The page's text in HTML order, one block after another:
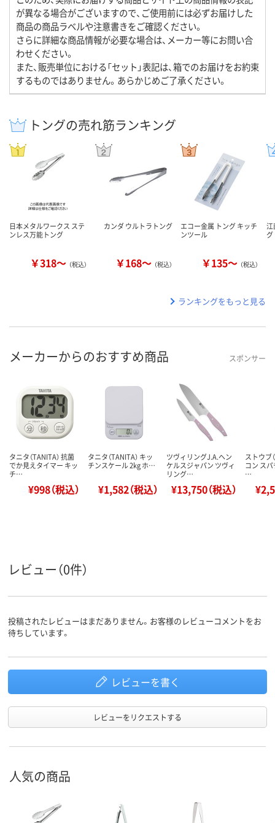
が異なる場合がございますので、ご使用前には必ずお届けした
商品の商品ラベルや注意書きをご確認ください。
さらに詳細な商品情報が必要な場合は、メーカー等にお問い合
わせください。
また、販売単位における「セット」表記は、箱でのお届けをお約束
するものではありません。あらかじめご了承ください。
トングの売れ筋ランキング
日本メタルワークス ステ
ンレス万能トング
￥318～ （税込）
カンダ ウルトラトング
￥168～ （税込）
エコー金属 トング キッチ
ンツール
￥135～ （税込）
ランキングをもっと見る
メーカーからのおすすめ商品 スポンサー
タニタ（TANITA） 抗菌
でか見えタイマー キッ
チ…
¥998（税込）
タニタ（TANITA） キッ
チンスケール 2kg ホ…
¥1,582（税込）
ツヴィリングJ.A.ヘン
ケルスジャパン ツヴィ
リング…
¥13,750（税込）
ストウブ
コン ス
…
レビュー（0件）
投稿されたレビューはまだありません。お客様のレビューコメントをお
待ちしています。
レビューを書く
レビューをリクエストする
人気の商品